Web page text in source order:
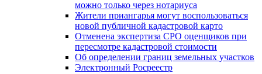
можно только через нотариуса
Жители приангарья могут воспользоваться
новой публичной кадастровой карто
Отменена экспертиза СРО оценщиков при
пересмотре кадастровой стоимости
Об определении границ земельных участков
Электронный Росреестр